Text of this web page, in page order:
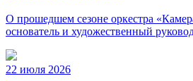
О прошедшем сезоне оркестра
основатель и художественный
22 июля 2026